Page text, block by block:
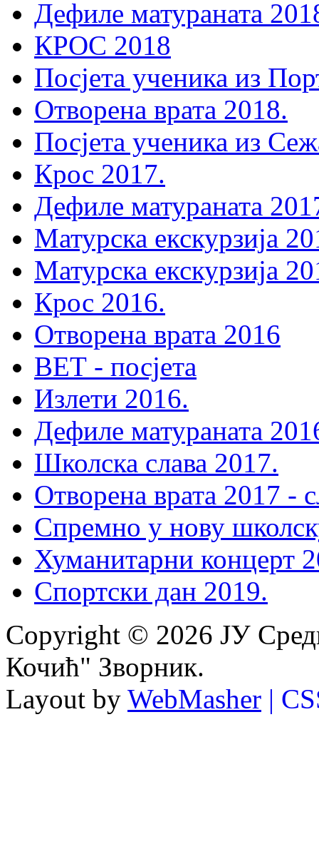
Дефиле матураната
КРОС 2018
Посјета ученика из
Отворена врата 2018.
Посјета ученика из
Крос 2017.
Дефиле матураната
Матурска екскурзија
Матурска екскурзија
Крос 2016.
Отворена врата 2016
ВЕТ - посјета
Излети 2016.
Дефиле матураната
Школска слава 2017.
Отворена врата 2017 -
Спремно у нову
Хуманитарни концерт
Спортски дан 2019.
Copyright © 2026 ЈУ
Кочић" Зворник.
Layout by WebMasher |